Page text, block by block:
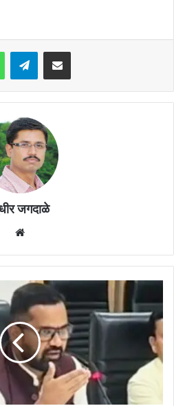
WhatsAppTelegramShare via Email
जगदाळे